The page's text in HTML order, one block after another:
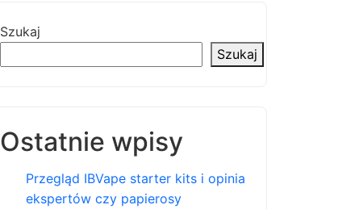
Szukaj
Szukaj
Ostatnie wpisy
Przegląd IBVape starter kits i opinia
ekspertów czy papierosy